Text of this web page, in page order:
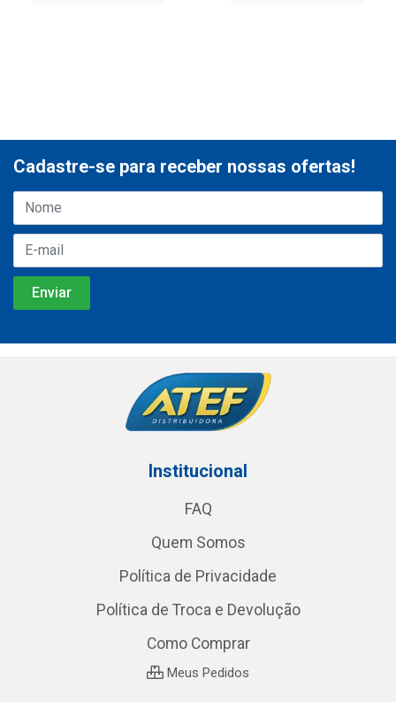
Cadastre-se para receber nossas ofertas!
Institucional
FAQ
Quem Somos
Política de Privacidade
Política de Troca e Devolução
Como Comprar
Meus Pedidos